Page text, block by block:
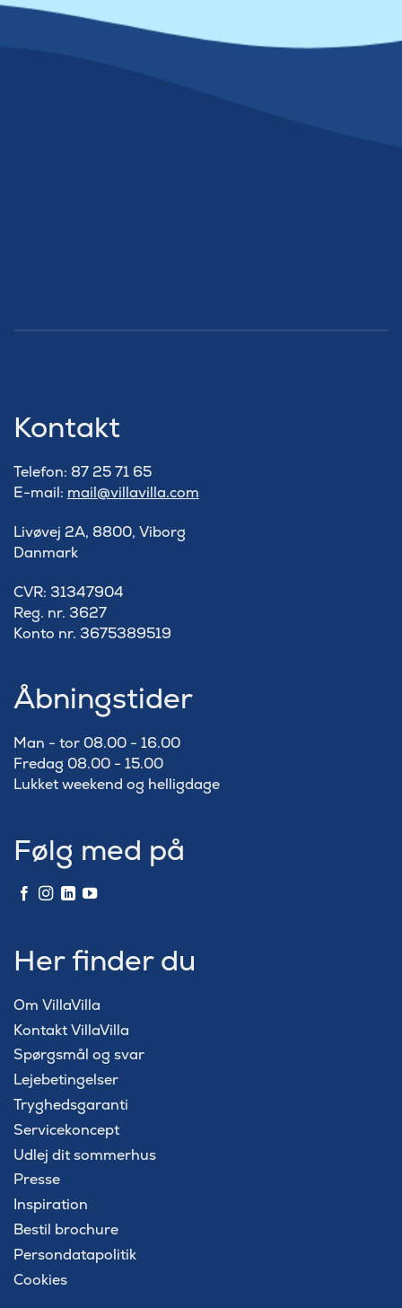
Kontakt
Telefon: 87 25 71 65
E-mail: mail@villavilla.com
Livøvej 2A, 8800, Viborg
Danmark
​CVR: 31347904
Reg. nr. 3627
Konto nr. 3675389519
Åbningstider
Man - tor 08.00 - 16.00
Fredag 08.00 - 15.00
Lukket weekend og helligdage
Følg med på
Her finder du
Om VillaVilla
Kontakt VillaVilla
Spørgsmål og svar
Lejebetingelser
Tryghedsgaranti
Servicekoncept
Udlej dit sommerhus
Presse
Inspiration
Bestil brochure
Persondatapolitik
Cookies